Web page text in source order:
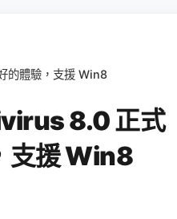
的體驗，支援 Win8
8.0 正式
支援 Win8